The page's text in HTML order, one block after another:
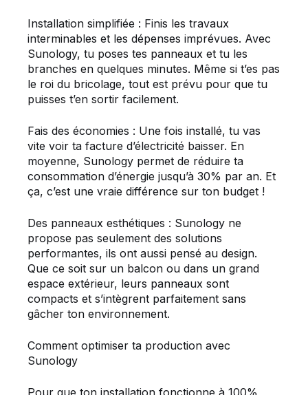
Installation simplifiée : Finis les travaux
interminables et les dépenses imprévues. Avec
Sunology, tu poses tes panneaux et tu les
branches en quelques minutes. Même si t’es pas
le roi du bricolage, tout est prévu pour que tu
puisses t’en sortir facilement.
Fais des économies : Une fois installé, tu vas
vite voir ta facture d’électricité baisser. En
moyenne, Sunology permet de réduire ta
consommation d’énergie jusqu’à 30% par an. Et
ça, c’est une vraie différence sur ton budget !
Des panneaux esthétiques : Sunology ne
propose pas seulement des solutions
performantes, ils ont aussi pensé au design.
Que ce soit sur un balcon ou dans un grand
espace extérieur, leurs panneaux sont
compacts et s’intègrent parfaitement sans
gâcher ton environnement.
Comment optimiser ta production avec
Sunology